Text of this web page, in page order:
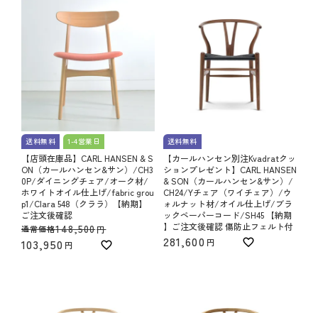
送料無料 1-4営業日
【店頭在庫品】CARL HANSEN & S
ON（カールハンセン&サン）/CH3
0P/ダイニングチェア/オーク材/
ホワイトオイル仕上げ/fabric grou
p1/Clara 548（クララ）【納期】
ご注文後確認
通常価格148,500
103,950
送料無料
【カールハンセン別注Kvadratクッ
ションプレゼント】CARL HANSEN
& SON（カールハンセン&サン）/
CH24/Yチェア（ワイチェア）/ウ
ォルナット材/オイル仕上げ/ブラ
ックペーパーコード/SH45 【納期
】ご注文後確認 傷防止フェルト付
281,600